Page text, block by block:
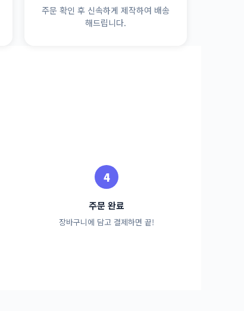
주문 확인 후 신속하게 제작하여 배송
해드립니다.
주문 완료
장바구니에 담고 결제하면 끝!